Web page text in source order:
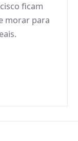
ficam
morar para